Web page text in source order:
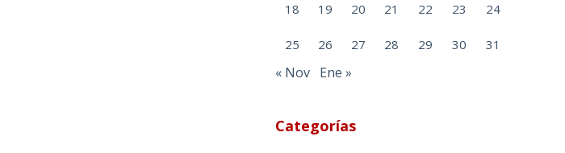
18 19 20 21 22 23 24
25 26 27 28 29 30 31
« Nov Ene »
Categorías